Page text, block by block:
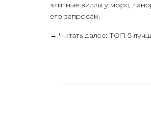
элитные виллы у моря,
его запросам.
→ Читать далее: ТОП-5